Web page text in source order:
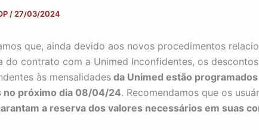
/ 27/03/2024
que, ainda devido aos novos procedimentos
do contrato com a Unimed Inconfidentes, os descontos
às mensalidadesda Unimed estão
no próximo dia 08/04/24. Recomendamos que os
a reserva dos valores necessários em suas